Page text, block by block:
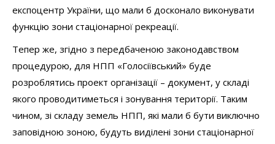
експоцентр України, що мали б досконало виконувати
функцію зони стаціонарної рекреації.
Тепер же, згідно з передбаченою законодавством
процедурою, для НПП «Голосіївський» буде
розроблятись проект організації – документ, у складі
якого проводитиметься і зонування території. Таким
чином, зі складу земель НПП, які мали б бути виключно
заповідною зоною, будуть виділені зони стаціонарної